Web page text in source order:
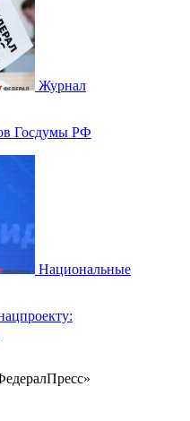
Журнал
Госдумы РФ
Национальные